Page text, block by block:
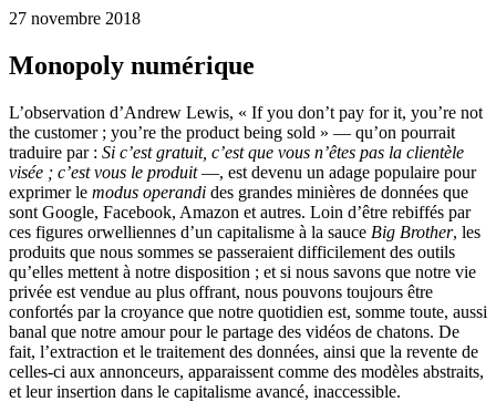
27 novembre 2018
Monopoly numérique
L’observation d’Andrew Lewis, « If you don’t pay for it, you’re not
the customer ; you’re the product being sold » — qu’on pourrait
traduire par : Si c’est gratuit, c’est que vous n’êtes pas la clientèle
visée ; c’est vous le produit—, est devenu un adage populaire pour
exprimer le modus operandi des grandes minières de données que
sont Google, Facebook, Amazon et autres. Loin d’être rebiffés par
ces figures orwelliennes d’un capitalisme à la sauce Big Brother, les
produits que nous sommes se passeraient difficilement des outils
qu’elles mettent à notre disposition ; et si nous savons que notre vie
privée est vendue au plus offrant, nous pouvons toujours être
confortés par la croyance que notre quotidien est, somme toute, aussi
banal que notre amour pour le partage des vidéos de chatons. De
fait, l’extraction et le traitement des données, ainsi que la revente de
celles-ci aux annonceurs, apparaissent comme des modèles abstraits,
et leur insertion dans le capitalisme avancé, inaccessible.